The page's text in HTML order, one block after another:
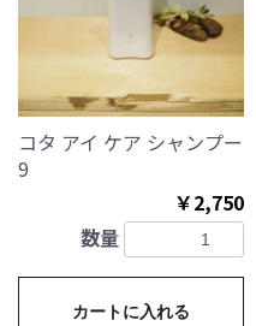
コタ アイ ケア シャンプー
9
￥2,750
数量
カートに入れる